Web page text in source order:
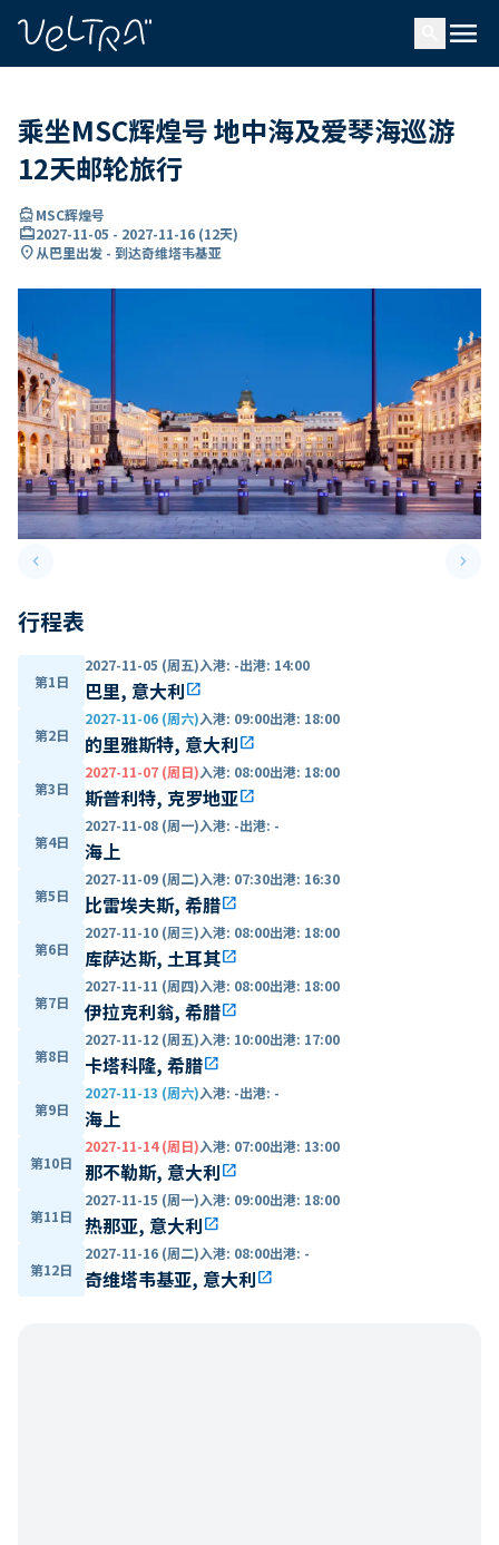
menu
乘坐MSC辉煌号 地中海及爱琴海巡游
12天邮轮旅行
directions_boatMSC辉煌号
card_travel2027-11-05 - 2027-11-16 (12天)
location_on从巴里出发 - 到达奇维塔韦基亚
keyboard_arrow_leftPrevious slide keyboard_arrow_right
行程表
第1日
2027-11-05 (周五)入港: -出港: 14:00
巴里, 意大利open_in_new
第2日
2027-11-06 (周六)入港: 09:00出港: 18:00
的里雅斯特, 意大利open_in_new
第3日
2027-11-07 (周日)入港: 08:00出港: 18:00
斯普利特, 克罗地亚open_in_new
第4日
2027-11-08 (周一)入港: -出港: -
海上
第5日
2027-11-09 (周二)入港: 07:30出港: 16:30
比雷埃夫斯, 希腊open_in_new
第6日
2027-11-10 (周三)入港: 08:00出港: 18:00
库萨达斯, 土耳其open_in_new
第7日
2027-11-11 (周四)入港: 08:00出港: 18:00
伊拉克利翁, 希腊open_in_new
第8日
2027-11-12 (周五)入港: 10:00出港: 17:00
卡塔科隆, 希腊open_in_new
第9日
2027-11-13 (周六)入港: -出港: -
海上
第10日
2027-11-14 (周日)入港: 07:00出港: 13:00
那不勒斯, 意大利open_in_new
第11日
2027-11-15 (周一)入港: 09:00出港: 18:00
热那亚, 意大利open_in_new
第12日
2027-11-16 (周二)入港: 08:00出港: -
奇维塔韦基亚, 意大利open_in_new